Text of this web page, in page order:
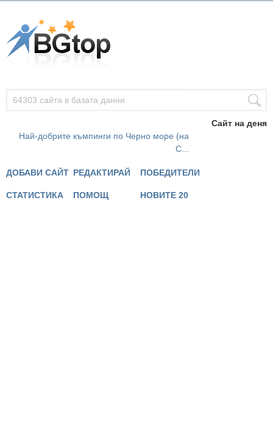
Сайт на деня
Най-добрите къмпинги по Черно море (на
С...
ДОБАВИ САЙТ РЕДАКТИРАЙ ПОБЕДИТЕЛИ
СТАТИСТИКА ПОМОЩ НОВИТЕ 20